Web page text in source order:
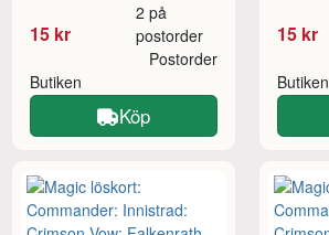
15 kr
2 på
postorder
Butiken
Postorder
Köp
15 kr
Butiken